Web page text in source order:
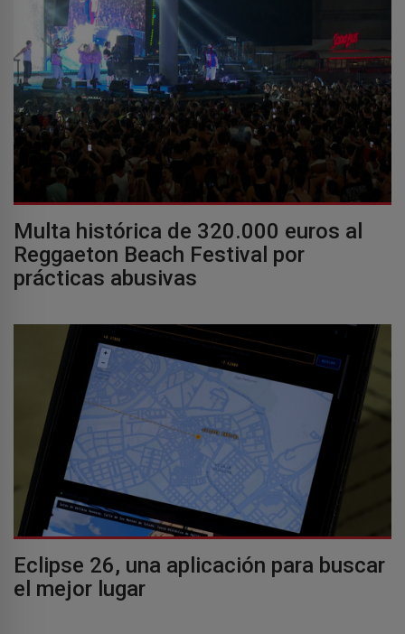
Multa histórica de 320.000 euros al
Reggaeton Beach Festival por
prácticas abusivas
Eclipse 26, una aplicación para buscar
el mejor lugar